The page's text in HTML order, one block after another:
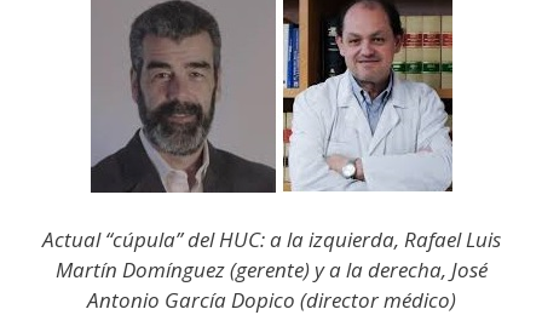
Actual “cúpula” del HUC: a la izquierda, Rafael Luis
Martín Domínguez (gerente) y a la derecha, José
Antonio García Dopico (director médico)